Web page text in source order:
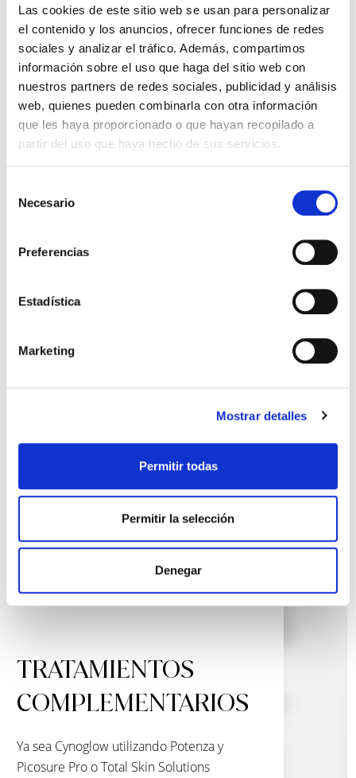
Las cookies de este sitio web se usan para personalizar
el contenido y los anuncios, ofrecer funciones de redes
sociales y analizar el tráfico. Además, compartimos
información sobre el uso que haga del sitio web con
nuestros partners de redes sociales, publicidad y análisis
web, quienes pueden combinarla con otra información
que les haya proporcionado o que hayan recopilado a
partir del uso que haya hecho de sus servicios.
Necesario
Preferencias
Estadística
Marketing
Mostrar detalles
Permitir todas
Permitir la selección
Denegar
PREOCUPACIÓN DE LA PIEL
¿Conoces las preocupaciones de la piel de tus pacientes
la piel con láser invertir para tu clínica? ¡Déjanos
TRATAMIENTOS
COMPLEMENTARIOS
Ya sea Cynoglow utilizando Potenza y
Picosure Pro o Total Skin Solutions